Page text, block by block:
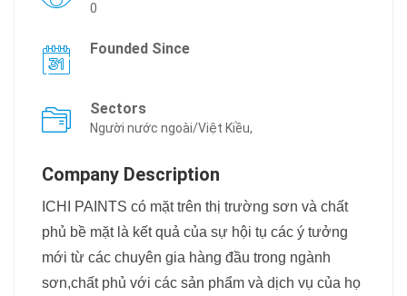
0
Founded Since
Sectors
Người nước ngoài/Việt Kiều,
Company Description
ICHI PAINTS có mặt trên thị trường sơn và chất
phủ bề mặt là kết quả của sự hội tụ các ý tưởng
mới từ các chuyên gia hàng đầu trong ngành
sơn,chất phủ với các sản phẩm và dịch vụ của họ